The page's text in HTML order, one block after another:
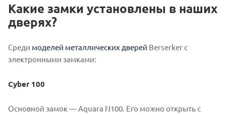
Какие замки установлены в наших
дверях?
Среди моделей металлических дверей Berserker с
электронными замками:
Cyber 100
Основной замок — Aquara N100. Его можно открыть с